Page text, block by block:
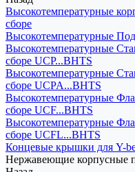
Высокотемпературные
сборе
Высокотемпературные
Высокотемпературные
сборе UCP...BHTS
Высокотемпературные
сборе UCPA...BHTS
Высокотемпературные
сборе UCF...BHTS
Высокотемпературные
сборе UCFL...BHTS
Концевые крышки для Y-
Нержавеющие корпусные